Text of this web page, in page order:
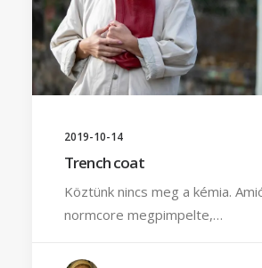
2019-10-14
Trench coat
Köztünk nincs meg a kémia.
normcore megpimpelte,…